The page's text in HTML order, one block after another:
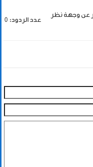
عن وجهة نظر
عدد الردود: 0